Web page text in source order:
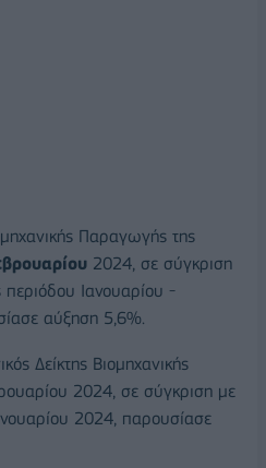
Παραγωγής της
2024, σε σύγκριση
περιόδου Ιανουαρίου -
αύξηση 5,6%.
Δείκτης Βιομηχανικής
2024, σε σύγκριση με
2024, παρουσίασε